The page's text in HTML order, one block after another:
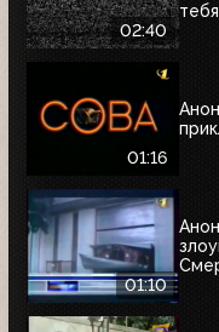
02:40
01:16
01:10